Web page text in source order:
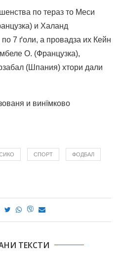
по тераз то Меси
и Халанд
7 ґоли, а провадза их Кейн
О. (Французка),
(Шпания) хтори дали
и винїмково
СПОРТ ФОДБАЛ
ТЕКСТИ